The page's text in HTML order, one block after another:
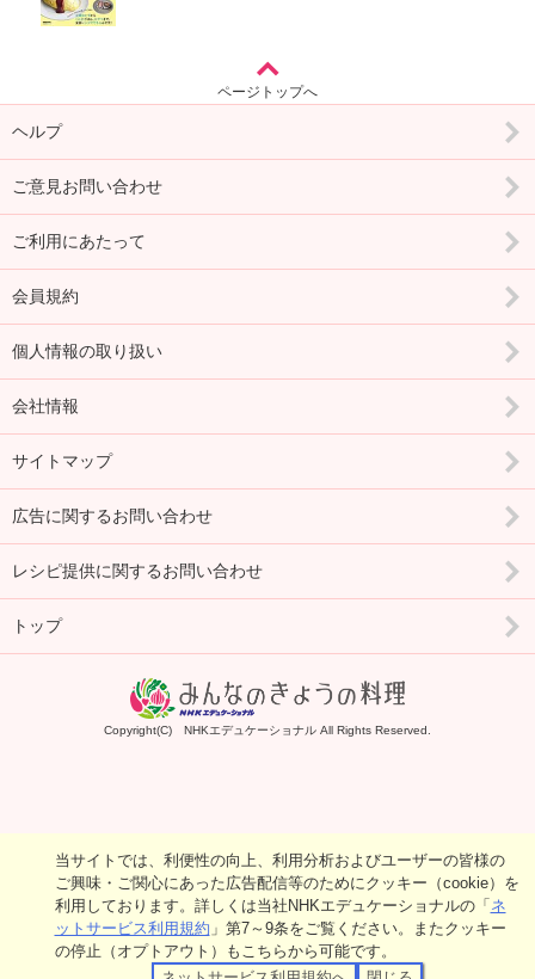
ページトップへ
ヘルプ
ご意見お問い合わせ
ご利用にあたって
会員規約
個人情報の取り扱い
会社情報
サイトマップ
広告に関するお問い合わせ
レシピ提供に関するお問い合わせ
トップ
Copyright(C) NHKエデュケーショナル All Rights Reserved.
当サイトでは、利便性の向上、利用分析およびユーザーの皆様の
ご興味・ご関心にあった広告配信等のためにクッキー（cookie）を
利用しております。詳しくは当社NHKエデュケーショナルの「ネ
ットサービス利用規約 」第7～9条をご覧ください。またクッキー
の停止（オプトアウト）もこちらから可能です。